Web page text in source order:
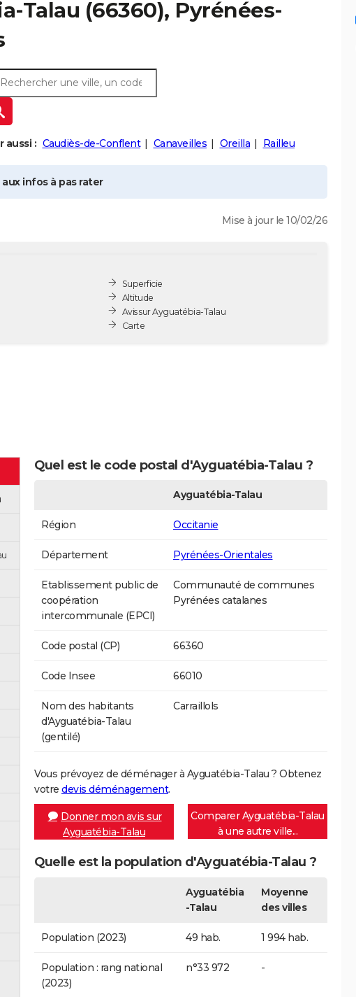
Talau (66360), Pyrénées-
aussi : Caudiès-de-Conflent Canaveilles Oreilla Railleu
infos à pas rater
Mise à jour le 10/02/26
Superficie
Altitude
Avis sur Ayguatébia-Talau
Carte
Quel est le code postal d'Ayguatébia-Talau ?
Ayguatébia-Talau
Région Occitanie
Département Pyrénées-Orientales
Etablissement public de
coopération
intercommunale (EPCI)
Communauté de communes
Pyrénées catalanes
Code postal (CP) 66360
Code Insee 66010
Nom des habitants
d'Ayguatébia-Talau
(gentilé)
Carraillols
Vous prévoyez de déménager à Ayguatébia-Talau ? Obtenez
votre devis déménagement.
Donner mon avis sur
Ayguatébia-Talau
Comparer Ayguatébia-Talau
à une autre ville...
Quelle est la population d'Ayguatébia-Talau ?
Ayguatébia
-Talau
Moyenne
des villes
Population (2023) 49 hab. 1 994 hab.
Population : rang national
(2023)
n°33 972 -